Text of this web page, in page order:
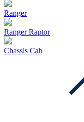
Ranger
Ranger Raptor
Chassis Cab